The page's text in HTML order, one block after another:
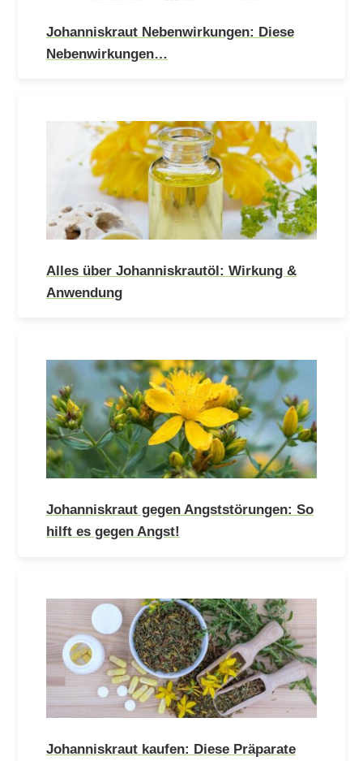
Johanniskraut Nebenwirkungen: Diese
Nebenwirkungen…
Alles über Johanniskrautöl: Wirkung &
Anwendung
Johanniskraut gegen Angststörungen: So
hilft es gegen Angst!
Johanniskraut kaufen: Diese Präparate